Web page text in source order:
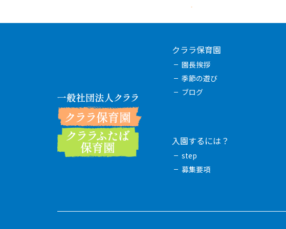
クララ保育園
園長挨拶
季節の遊び
ブログ
入園するには？
step
募集要項